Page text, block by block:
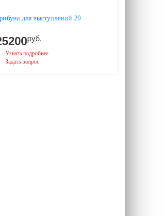
для выступлений 29
руб.
Узнать подробнее
Задать вопрос